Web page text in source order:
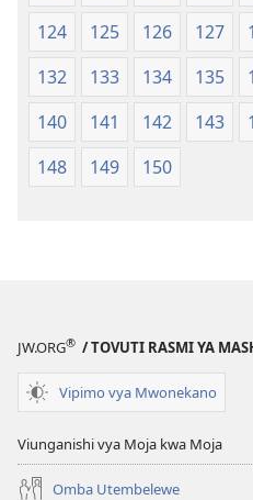
124
125 126 127
132
133 134 135
140
141 142 143
148
149 150
JW.ORG® / TOVUTI RASMI YA
Vipimo vya Mwonekano
Viunganishi vya Moja kwa Moja
Omba Utembelewe